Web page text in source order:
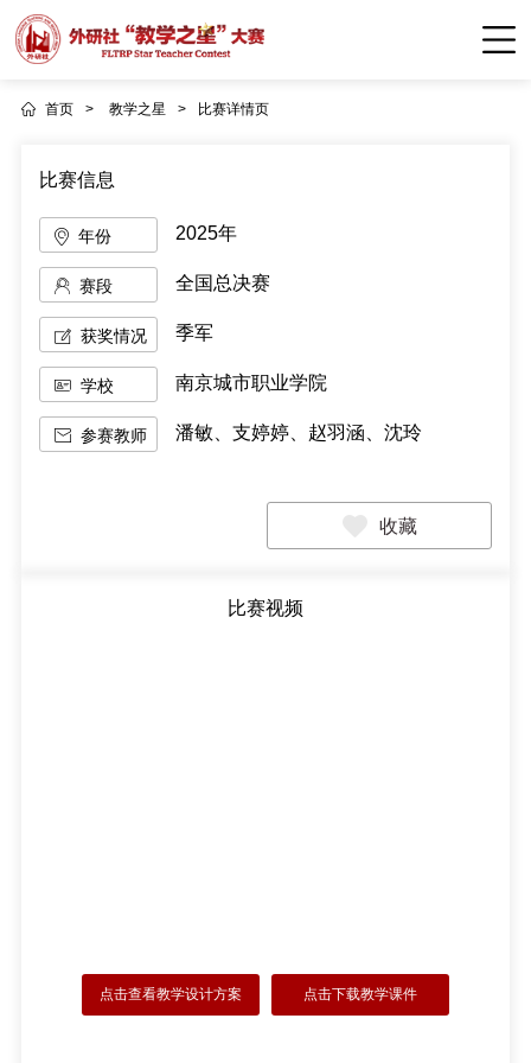
首页 > 教学之星 > 比赛详情页
比赛信息
年份 2025年
赛段 全国总决赛
获奖情况 季军
学校 南京城市职业学院
参赛教师 潘敏、支婷婷、赵羽涵、沈玲
收藏
比赛视频
点击查看教学设计方案 点击下载教学课件